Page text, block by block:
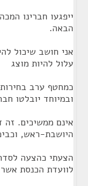
ייפגעו חברינו
הבאה.
אני חושב שיכול
עלול להיות מוצג
כמחטף ערב
ובמיוחד יובלטו
אינם ממשיכים. זה
היושבת-ראש,
הצעתי כהצעה
לוועדת הכנסת אשר